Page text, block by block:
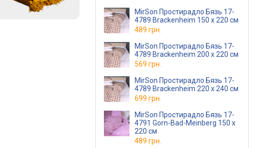
MirSon Простирадло Бязь 17-
4789 Brackenheim 150 х 220 см
489 грн.
MirSon Простирадло Бязь 17-
4789 Brackenheim 200 х 220 см
569 грн.
MirSon Простирадло Бязь 17-
4789 Brackenheim 220 х 240 см
699 грн.
MirSon Простирадло Бязь 17-
4791 Gorn-Bad-Meinberg 150 х
220 см
489 грн.